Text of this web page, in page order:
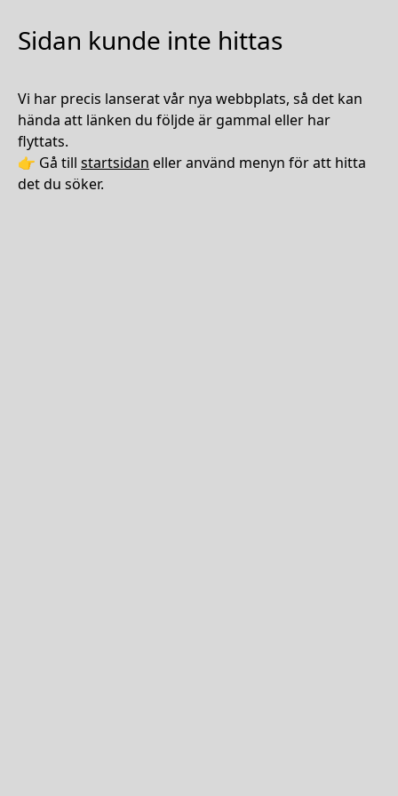
Sidan kunde inte hittas
Vi har precis lanserat vår nya webbplats, så det kan
hända att länken du följde är gammal eller har
flyttats.
👉 Gå till startsidan eller använd menyn för att hitta
det du söker.